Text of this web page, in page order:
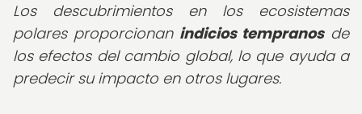
Los descubrimientos en los ecosistemas
polares proporcionan indicios tempranosde
los efectos del cambio global, lo que ayuda a
predecir su impacto en otros lugares.